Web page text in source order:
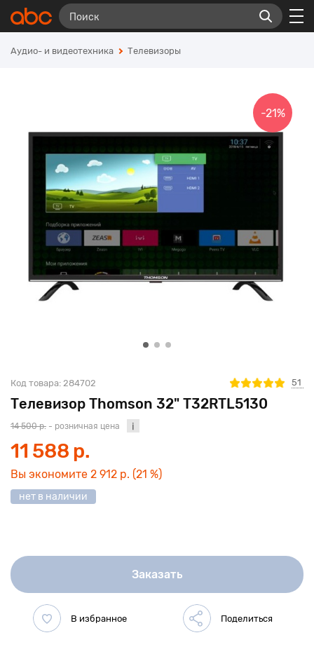
Аудио- и видеотехника Телевизоры
Телевизор Thomson 32" T32RTL5130
Код товара: 284702 51
-21%
14 500 р. - розничная цена
11 588 р.
Вы экономите 2 912 р. (21 %)
нет в наличии
Заказать